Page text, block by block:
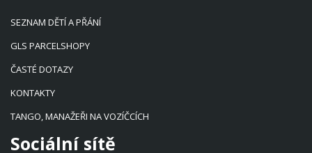
SEZNAM DĚTÍ A PŘÁNÍ
GLS PARCELSHOPY
ČASTÉ DOTAZY
KONTAKTY
TANGO, MANAŽEŘI NA VOZÍČCÍCH
Sociální sítě